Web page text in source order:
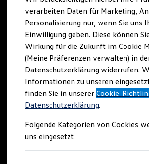
Familienautos
Kombis
Kompaktwagen
Sportwagen
Schnell verfügbare Fahrzeuge
Angebote und Produkte
Aktuelle Angebote
E-Auto-Förderung
Volkswagen Marktplatz
Die ENERGY Sondermodelle
Junge Gebrauchtwagen und
Volkswagen Zertifizierte
Elektromobilität bei
Saisonangebote
Reifenpakete
Leasing
Leasing-Angebote
verarbeiten Daten für Marketing,
Personalisierung nur, wenn Sie uns
Einwilligung geben. Diese können
Wirkung für die Zukunft im Cookie
(Meine Präferenzen verwalten) in
Datenschutzerklärung widerrufen.
Informationen zu unseren
finden Sie in unsererCookie-
Datenschutzerklärung.
Folgende Kategorien von Cookies
uns eingesetzt: